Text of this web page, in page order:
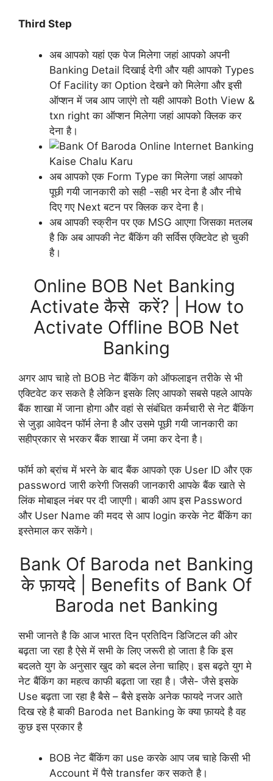
Third Step
अब आपको यहां एक पेज मिलेगा जहां आपको अपनी
Banking Detail दिखाई देगी और यही आपको Types
Of Facility का Option देखने को मिलेगा और इसी
ऑप्शन में जब आप जाएंगे तो यही आपको Both View &
txn right का ऑप्शन मिलेगा जहां आपको क्लिक कर
देना है।
अब आपको एक Form Type का मिलेगा जहां आपको
पूछी गयी जानकारी को सही -सही भर देना है और नीचे
दिए गए Next बटन पर क्लिक कर देना है।
अब आपकी स्क्रीन पर एक MSG आएगा जिसका मतलब
है कि अब आपकी नेट बैंकिंग की सर्विस एक्टिवेट हो चुकी
है।
Online BOB Net Banking
Activate कैसे करें? | How to
Activate Offline BOB Net
Banking
अगर आप चाहे तो BOB नेट बैंकिंग को ऑफलाइन तरीके से भी
एक्टिवेट कर सकते है लेकिन इसके लिए आपको सबसे पहले आपके
बैंक शाखा में जाना होगा और वहां से संबंधित कर्मचारी से नेट बैंकिंग
से जुड़ा आवेदन फॉर्म लेना है और उसमे पूछी गयी जानकारी का
सहीप्रकार से भरकर बैंक शाखा में जमा कर देना है।
फॉर्म को ब्रांच में भरने के बाद बैंक आपको एक User ID और एक
password जारी करेगी जिसकी जानकारी आपके बैंक खाते से
लिंक मोबाइल नंबर पर दी जाएगी। बाकी आप इस Password
और User Name की मदद से आप login करके नेट बैंकिंग का
इस्तेमाल कर सकेंगे।
Bank Of Baroda net Banking
के फ़ायदे | Benefits of Bank Of
Baroda net Banking
सभी जानते है कि आज भारत दिन प्रतिदिन डिजिटल की ओर
बढ़ता जा रहा है ऐसे में सभी के लिए जरूरी हो जाता है कि इस
बदलते युग के अनुसार खुद को बदल लेना चाहिए। इस बढ़ते युग मे
नेट बैंकिंग का महत्व काफी बढ़ता जा रहा है। जैसे- जैसे इसके
Use बढ़ता जा रहा है बैसे – बैसे इसके अनेक फायदे नजर आते
दिख रहे है बाकी Baroda net Banking के क्या फ़ायदे है वह
कुछ इस प्रकार है
BOB नेट बैंकिंग का use करके आप जब चाहे किसी भी
Account में पैसे transfer कर सकते है।